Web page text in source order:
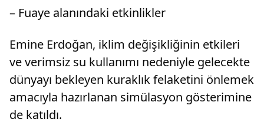
– Fuaye alanındaki etkinlikler
Emine Erdoğan, iklim değişikliğinin etkileri
ve verimsiz su kullanımı nedeniyle gelecekte
dünyayı bekleyen kuraklık felaketini önlemek
amacıyla hazırlanan simülasyon gösterimine
de katıldı.